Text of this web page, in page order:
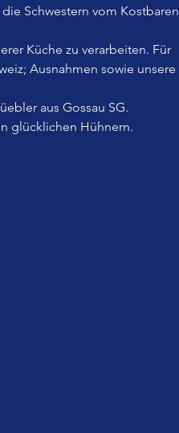
Schwestern vom Kostbaren
Küche zu verarbeiten. Für
Ausnahmen sowie unsere
aus Gossau SG.
glücklichen Hühnern.